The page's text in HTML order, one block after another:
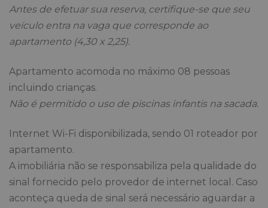
Antes de efetuar sua reserva, certifique-se que seu
veículo entra na vaga que corresponde ao
apartamento (4,30 x 2,25).
Apartamento acomoda no máximo 08 pessoas
incluindo crianças.
Não é permitido o uso de piscinas infantis na sacada.
Internet Wi-Fi disponibilizada, sendo 01 roteador por
apartamento.
A imobiliária não se responsabiliza pela qualidade do
sinal fornecido pelo provedor de internet local. Caso
aconteça queda de sinal será necessário aguardar a